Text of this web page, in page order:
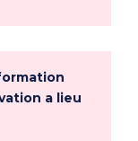
a lieu